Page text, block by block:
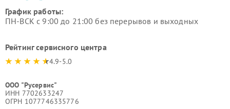
График работы:
ПН-ВСК с 9:00 до 21:00 без перерывов и выходных
Рейтинг сервисного центра
4.9-5.0
ООО "Русервис"
ИНН 7702633247
ОГРН 1077746335776